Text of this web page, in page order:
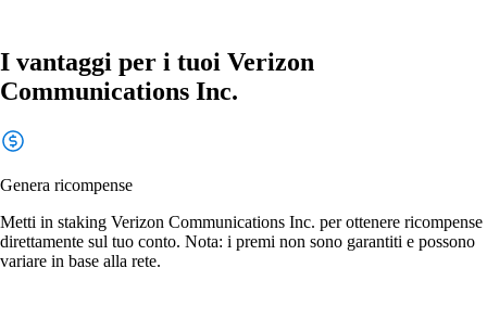
I vantaggi per i tuoi Verizon
Communications Inc.
Genera ricompense
Metti in staking Verizon Communications Inc. per ottenere ricompense
direttamente sul tuo conto. Nota: i premi non sono garantiti e possono
variare in base alla rete.